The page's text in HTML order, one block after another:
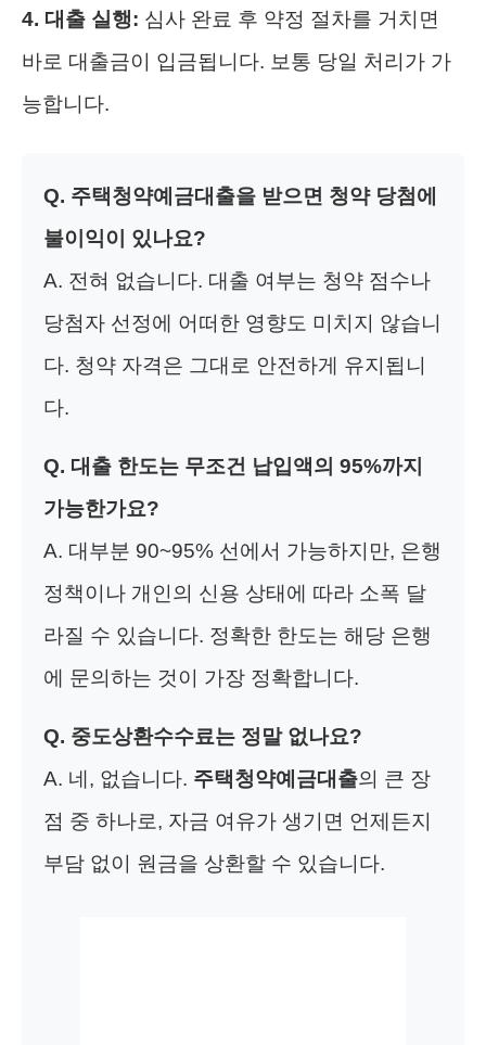
4. 대출 실행: 심사 완료 후 약정 절차를 거치면
바로 대출금이 입금됩니다. 보통 당일 처리가 가
능합니다.
Q. 주택청약예금대출을 받으면 청약 당첨에
불이익이 있나요?
A. 전혀 없습니다. 대출 여부는 청약 점수나
당첨자 선정에 어떠한 영향도 미치지 않습니
다. 청약 자격은 그대로 안전하게 유지됩니
다.
Q. 대출 한도는 무조건 납입액의 95%까지
가능한가요?
A. 대부분 90~95% 선에서 가능하지만, 은행
정책이나 개인의 신용 상태에 따라 소폭 달
라질 수 있습니다. 정확한 한도는 해당 은행
에 문의하는 것이 가장 정확합니다.
Q. 중도상환수수료는 정말 없나요?
A. 네, 없습니다. 주택청약예금대출의 큰 장
점 중 하나로, 자금 여유가 생기면 언제든지
부담 없이 원금을 상환할 수 있습니다.